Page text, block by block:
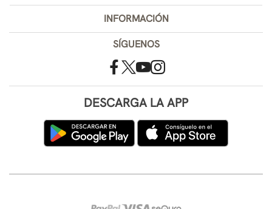
INFORMACIÓN
SÍGUENOS
DESCARGA LA APP